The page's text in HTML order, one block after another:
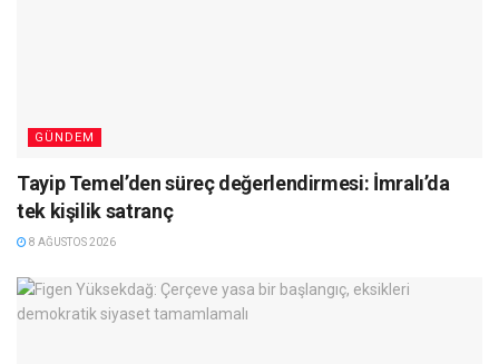
GÜNDEM
Tayip Temel’den süreç değerlendirmesi: İmralı’da
tek kişilik satranç
8 AĞUSTOS 2026